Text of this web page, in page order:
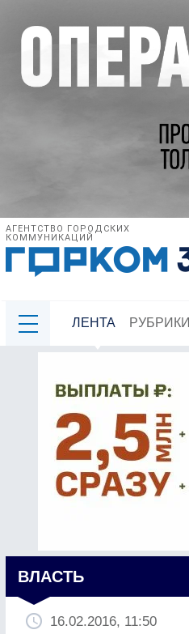
АГЕНТСТВО ГОРОДСКИХ
КОММУНИКАЦИЙ
ЛЕНТА РУБРИКИ
ВЛАСТЬ
16.02.2016, 11:50